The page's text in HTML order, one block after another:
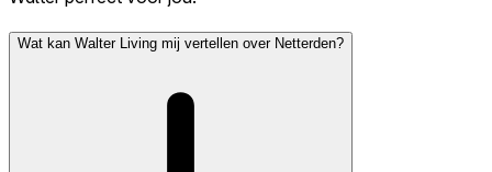
Wat kan Walter Living mij vertellen over Netterden?